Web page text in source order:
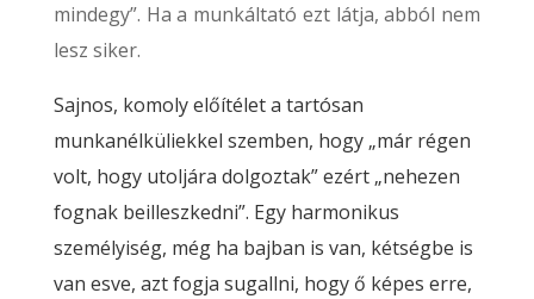
mindegy”. Ha a munkáltató ezt látja, abból nem
lesz siker.
Sajnos, komoly előítélet a tartósan
munkanélküliekkel szemben, hogy „már régen
volt, hogy utoljára dolgoztak” ezért „nehezen
fognak beilleszkedni”. Egy harmonikus
személyiség, még ha bajban is van, kétségbe is
van esve, azt fogja sugallni, hogy ő képes erre,